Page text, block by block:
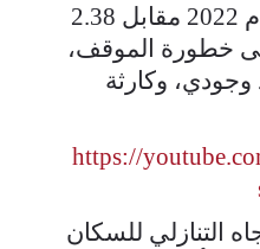
المواليد، وهو 1.51 في عام 2022 مقابل 2.38
على خطورة الموقف،
وكارثة
https://
التنازلي للسكان